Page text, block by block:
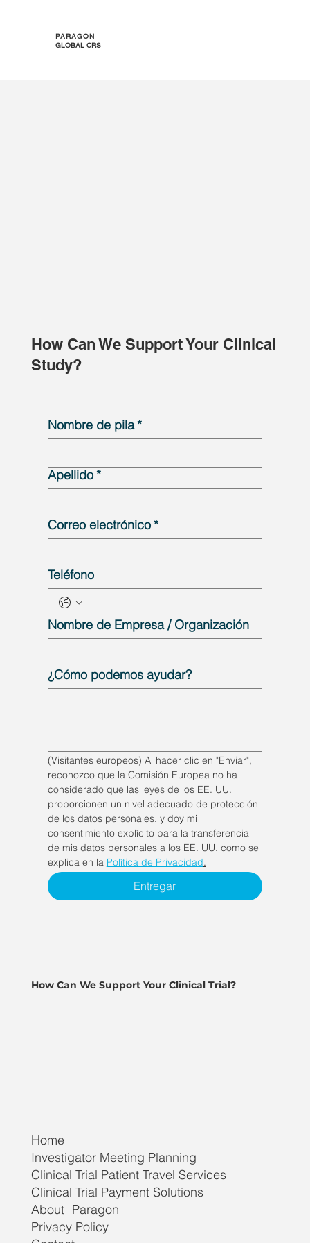
PARAGON
GLOBAL CRS
Nombre de pila*
Apellido*
Correo electrónico*
Teléfono
Nombre de Empresa / Organización
¿Cómo podemos ayudar?
(Visitantes europeos) Al hacer clic en "Enviar",
reconozco que la Comisión Europea no ha
considerado que las leyes de los EE. UU.
proporcionen un nivel adecuado de protección
de los datos personales. y doy mi
consentimiento explícito para la transferencia
de mis datos personales a los EE. UU. como se
explica en la Política de Privacidad.
Entregar
How Can We Support Your Clinical
Study?
How Can We Support Your Clinical Trial?
Home
Investigator Meeting Planning
Clinical Trial Patient Travel Services
Clinical Trial Payment Solutions
About Paragon
Privacy Policy